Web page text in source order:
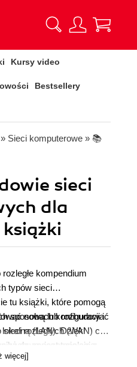
Kursy video
Bestsellery
» Sieci komputerowe » 📚
sieci
dla
rozległe kompendium
typów sieci
tu książki, które pomogą
nową lub rozbudować
(LAN). Dzięki
zapoznacie się z
lub
sposobach konfiguracji i
rozległych (WAN) czy
czym jest topologia
kartę sieciową i
więcej]